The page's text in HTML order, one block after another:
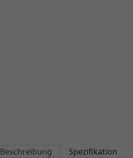
Beschreibung Spezifikation